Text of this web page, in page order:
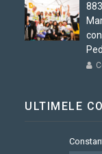
ULTIMELE